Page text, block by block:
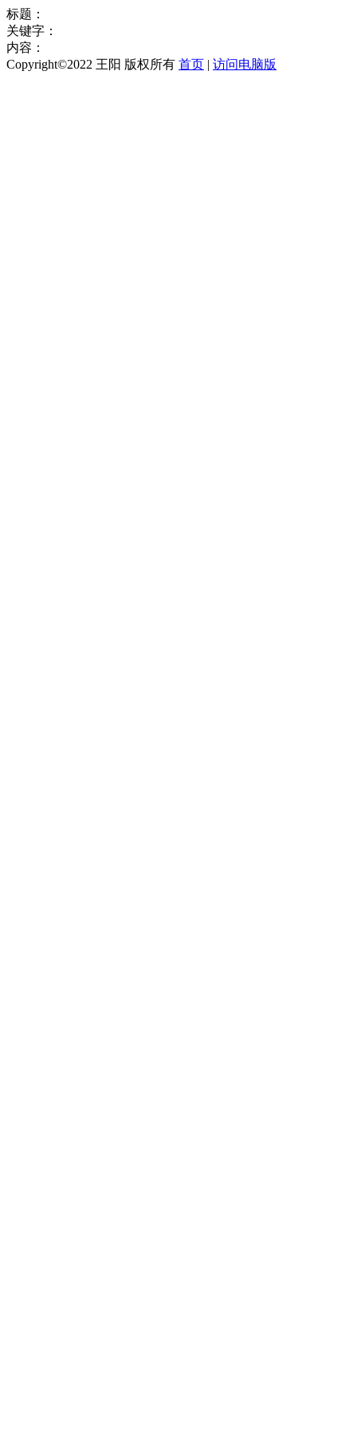
标题：
关键字：
内容：
Copyright©2022 王阳 版权所有 首页 | 访问电脑版